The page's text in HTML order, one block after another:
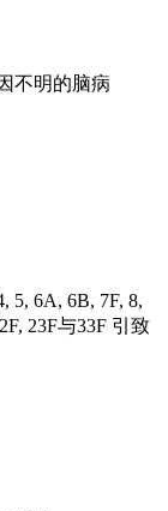
不明的脑病
5, 6A, 6B, 7F, 8,
23F与33F 引致